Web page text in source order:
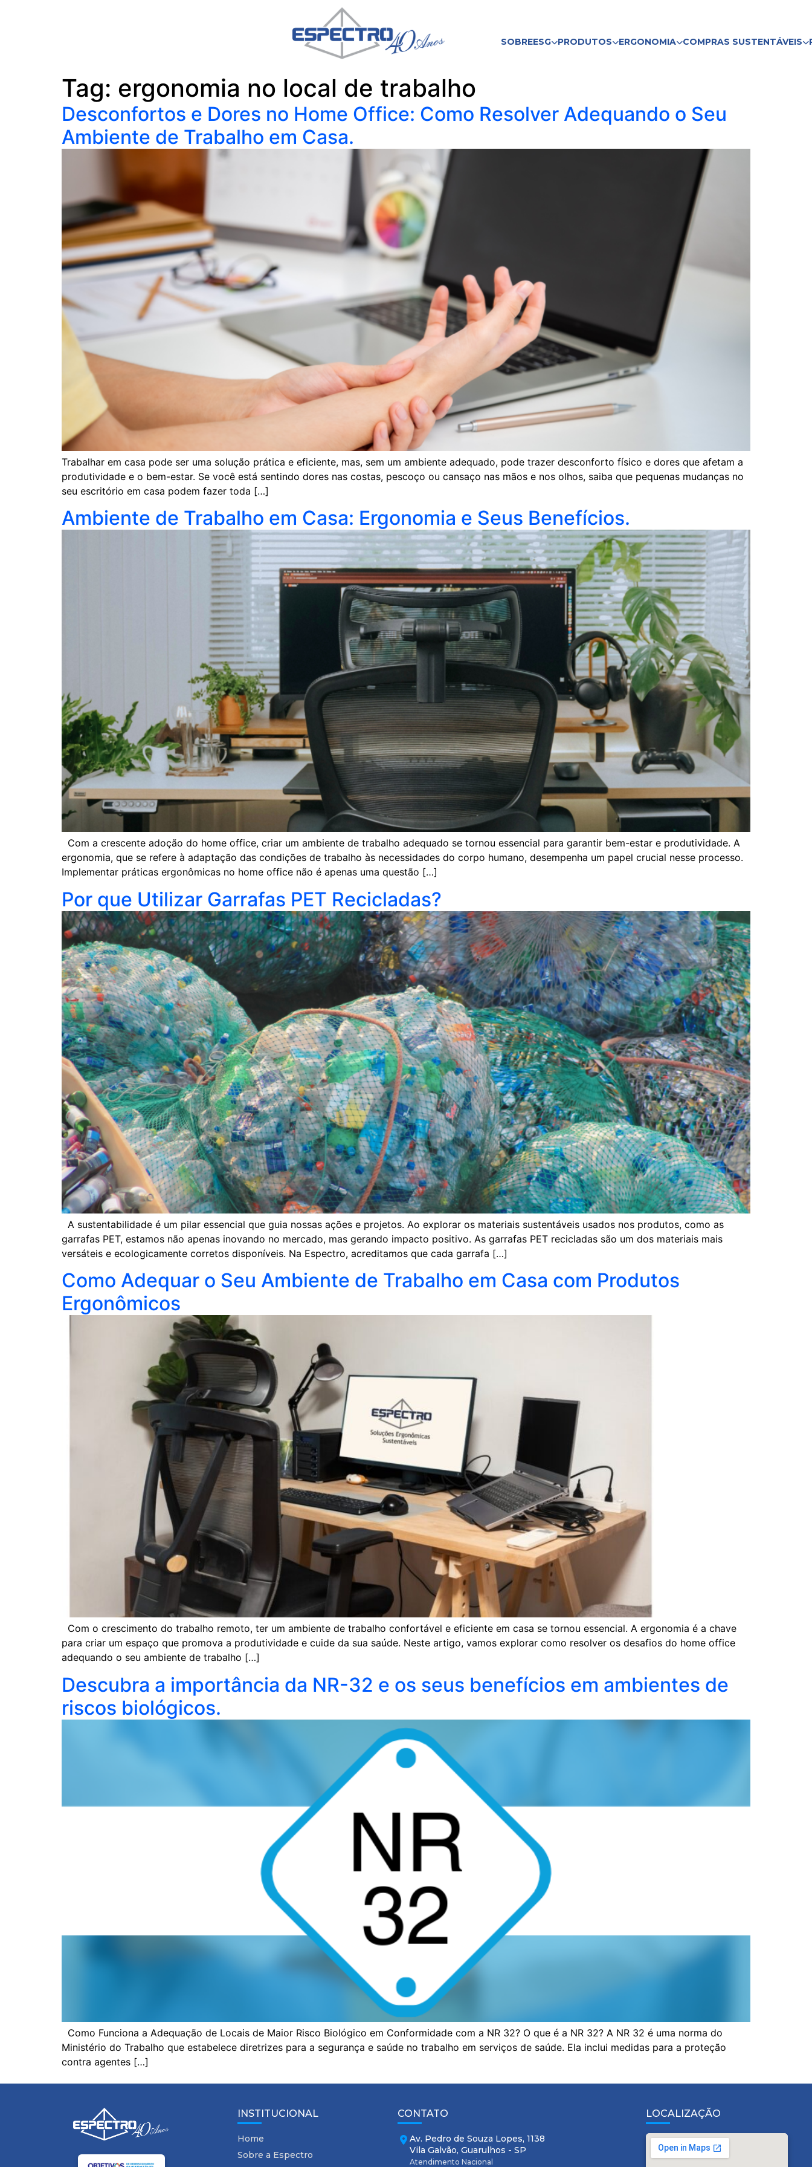
SOBREESG PRODUTOS ERGONOMIA COMPRAS SUSTENTÁVEIS
Tag: ergonomia no local de trabalho
Desconfortos e Dores no Home Office: Como Resolver Adequando o Seu
Ambiente de Trabalho em Casa.
Trabalhar em casa pode ser uma solução prática e eficiente, mas, sem um ambiente adequado, pode trazer desconforto físico e dores que afetam a
produtividade e o bem-estar. Se você está sentindo dores nas costas, pescoço ou cansaço nas mãos e nos olhos, saiba que pequenas mudanças no
seu escritório em casa podem fazer toda […]
Ambiente de Trabalho em Casa: Ergonomia e Seus Benefícios.
Com a crescente adoção do home office, criar um ambiente de trabalho adequado se tornou essencial para garantir bem-estar e produtividade. A
ergonomia, que se refere à adaptação das condições de trabalho às necessidades do corpo humano, desempenha um papel crucial nesse processo.
Implementar práticas ergonômicas no home office não é apenas uma questão […]
Por que Utilizar Garrafas PET Recicladas?
A sustentabilidade é um pilar essencial que guia nossas ações e projetos. Ao explorar os materiais sustentáveis usados nos produtos, como as
garrafas PET, estamos não apenas inovando no mercado, mas gerando impacto positivo. As garrafas PET recicladas são um dos materiais mais
versáteis e ecologicamente corretos disponíveis. Na Espectro, acreditamos que cada garrafa […]
Como Adequar o Seu Ambiente de Trabalho em Casa com Produtos
Ergonômicos
Com o crescimento do trabalho remoto, ter um ambiente de trabalho confortável e eficiente em casa se tornou essencial. A ergonomia é a chave
para criar um espaço que promova a produtividade e cuide da sua saúde. Neste artigo, vamos explorar como resolver os desafios do home office
adequando o seu ambiente de trabalho […]
Descubra a importância da NR-32 e os seus benefícios em ambientes de
riscos biológicos.
Como Funciona a Adequação de Locais de Maior Risco Biológico em Conformidade com a NR 32? O que é a NR 32? A NR 32 é uma norma do
Ministério do Trabalho que estabelece diretrizes para a segurança e saúde no trabalho em serviços de saúde. Ela inclui medidas para a proteção
contra agentes […]
INSTITUCIONAL
Home
Sobre a Espectro
CONTATO
Av. Pedro de Souza Lopes, 1138
Vila Galvão, Guarulhos - SP
Atendimento Nacional
LOCALIZAÇÃO